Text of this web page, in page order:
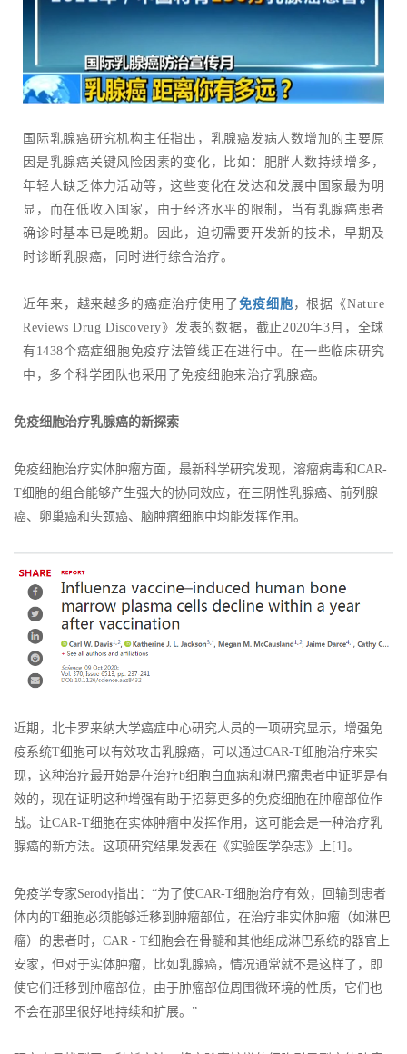
国际乳腺癌研究机构主任指出，乳腺癌发病人数增加的主要原
因是乳腺癌关键风险因素的变化，比如：肥胖人数持续增多，
年轻人缺乏体力活动等，这些变化在发达和发展中国家最为明
显，而在低收入国家，由于经济水平的限制，当有乳腺癌患者
确诊时基本已是晚期。因此，迫切需要开发新的技术，早期及
时诊断乳腺癌，同时进行综合治疗。
近年来，越来越多的癌症治疗使用了 免疫细胞 ，根据《Nature
Reviews Drug Discovery》发表的数据，截止2020年3月，全球
有1438个癌症细胞免疫疗法管线正在进行中。在一些临床研究
中，多个科学团队也采用了免疫细胞来治疗乳腺癌。
免疫细胞治疗乳腺癌的新探索
免疫细胞治疗实体肿瘤方面，最新科学研究发现，溶瘤病毒和CAR-
T细胞的组合能够产生强大的协同效应，在三阴性乳腺癌、前列腺
癌、卵巢癌和头颈癌、脑肿瘤细胞中均能发挥作用。
近期，北卡罗来纳大学癌症中心研究人员的一项研究显示，增强免
疫系统T细胞可以有效攻击乳腺癌，可以通过CAR-T细胞治疗来实
现，这种治疗最开始是在治疗b细胞白血病和淋巴瘤患者中证明是有
效的，现在证明这种增强有助于招募更多的免疫细胞在肿瘤部位作
战。让CAR-T细胞在实体肿瘤中发挥作用，这可能会是一种治疗乳
腺癌的新方法。这项研究结果发表在《实验医学杂志》上[1]。
免疫学专家Serody指出：“为了使CAR-T细胞治疗有效，回输到患者
体内的T细胞必须能够迁移到肿瘤部位，在治疗非实体肿瘤（如淋巴
瘤）的患者时，CAR - T细胞会在骨髓和其他组成淋巴系统的器官上
安家，但对于实体肿瘤，比如乳腺癌，情况通常就不是这样了，即
使它们迁移到肿瘤部位，由于肿瘤部位周围微环境的性质，它们也
不会在那里很好地持续和扩展。”